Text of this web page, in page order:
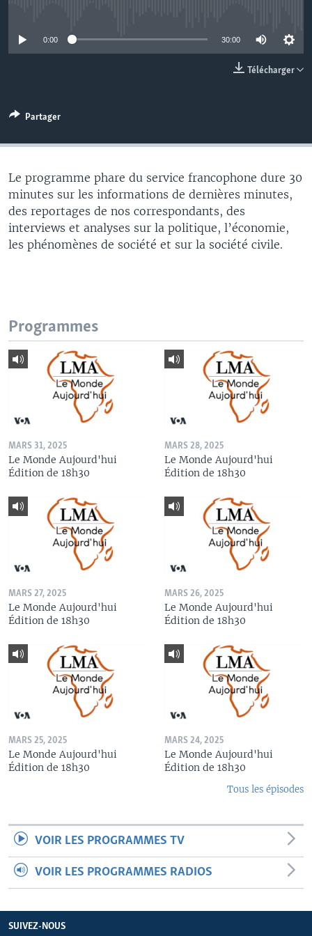
0:00 30:00
Télécharger
Partager
Le programme phare du service francophone dure 30
minutes sur les informations de dernières minutes,
des reportages de nos correspondants, des
interviews et analyses sur la politique, l’économie,
les phénomènes de société et sur la société civile.
Programmes
MARS 31, 2025
Le Monde Aujourd'hui
Édition de 18h30
MARS 28, 2025
Le Monde Aujourd'hui
Édition de 18h30
MARS 27, 2025
Le Monde Aujourd'hui
Édition de 18h30
MARS 26, 2025
Le Monde Aujourd'hui
Édition de 18h30
MARS 25, 2025
Le Monde Aujourd'hui
Édition de 18h30
MARS 24, 2025
Le Monde Aujourd'hui
Édition de 18h30
Tous les épisodes
VOIR LES PROGRAMMES TV
VOIR LES PROGRAMMES RADIOS
SUIVEZ-NOUS